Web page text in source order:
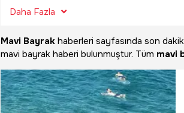
Daha Fazla
Mavi Bayrak haberleri sayfasında son
mavi bayrak haberi bulunmuştur. Tüm mavi